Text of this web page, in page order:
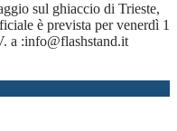
sul ghiaccio di Trieste,
è prevista per venerdì 1
a :info@flashstand.it